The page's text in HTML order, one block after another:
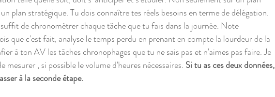
plan stratégique. Tu dois connaître tes réels besoins en terme de délégation.
de chronométrer chaque tâche que tu fais dans la journée. Note
que c'est fait, analyse le temps perdu en prenant en compte la lourdeur de la
à ton AV les tâches chronophages que tu ne sais pas et n'aimes pas faire. Je
mesurer , si possible le volume d'heures nécessaires. Si tu as ces deux données,
à la seconde étape.